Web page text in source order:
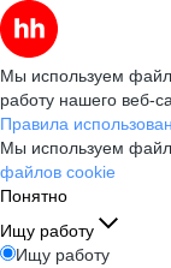
Мы используем
работу нашего веб-
Правила
Мы используем
файлов cookie
Понятно
Ищу работу
Ищу работу